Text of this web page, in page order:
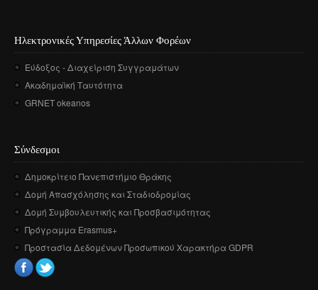
Ηλεκτρονικές Υπηρεσίες Άλλων Φορέων
Εύδοξος - Διαχείριση Συγγραμάτων
Ακαδημαϊκή Ταυτότητα
GRNET okeanos
Σύνδεσμοι
Δημοκρίτειο Πανεπιστήμιο Θράκης
Δομή Απασχόλησης και Σταδιοδρομίας
Δομή Συμβουλευτικής και Προσβασιμότητας
Πρόγραμμα Erasmus+
Προστασία Δεδομένων Προσωπικού Χαρακτήρα GDPR